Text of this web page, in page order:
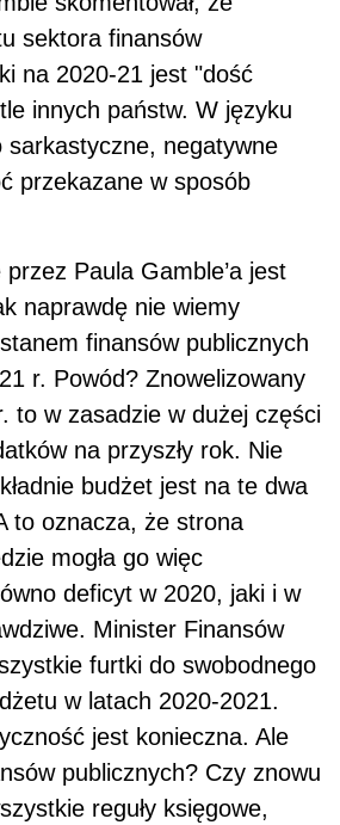
finansów publicznych
r. Powód? Znowelizowany
to w zasadzie w dużej części
na przyszły rok. Nie
budżet jest na te dwa
to oznacza, że strona
mogła go więc
deficyt w 2020, jaki i w
Minister Finansów
furtki do swobodnego
w latach 2020-2021.
jest konieczna. Ale
publicznych? Czy znowu
reguły księgowe,
nie istnieje.
publiczna czy w Sejmie o
na lata 2020 oraz 2021
Nie wiadomo, jaka
rozdysponowane zakładki
w budżecie roku 2020.